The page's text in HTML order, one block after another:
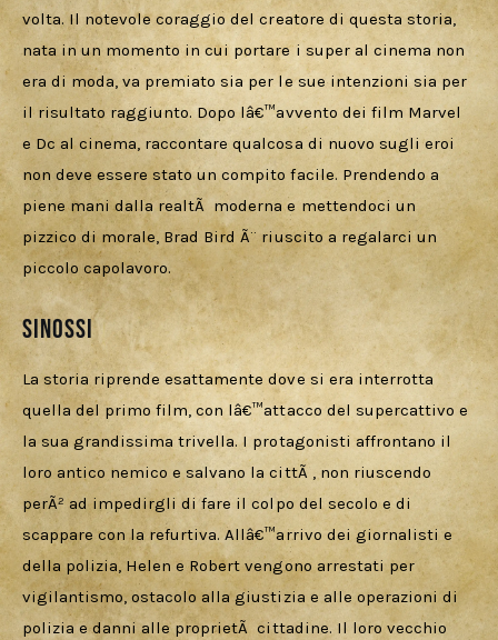
volta. Il notevole coraggio del creatore di questa storia,
nata in un momento in cui portare i super al cinema non
era di moda, va premiato sia per le sue intenzioni sia per
il risultato raggiunto. Dopo lâ€™avvento dei film Marvel
e Dc al cinema, raccontare qualcosa di nuovo sugli eroi
non deve essere stato un compito facile. Prendendo a
piene mani dalla realtÃ  moderna e mettendoci un
pizzico di morale, Brad Bird Ã¨ riuscito a regalarci un
piccolo capolavoro.
Sinossi
La storia riprende esattamente dove si era interrotta
quella del primo film, con lâ€™attacco del supercattivo e
la sua grandissima trivella. I protagonisti affrontano il
loro antico nemico e salvano la cittÃ , non riuscendo
perÃ² ad impedirgli di fare il colpo del secolo e di
scappare con la refurtiva. Allâ€™arrivo dei giornalisti e
della polizia, Helen e Robert vengono arrestati per
vigilantismo, ostacolo alla giustizia e alle operazioni di
polizia e danni alle proprietÃ  cittadine. Il loro vecchio